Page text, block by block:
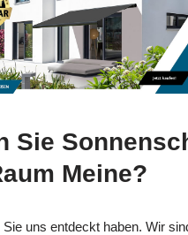
Sie
Meine?
uns entdeckt haben. Wir